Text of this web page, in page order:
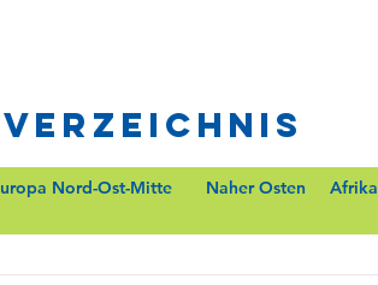
Nord-Ost-Mitte Naher Osten Afrika